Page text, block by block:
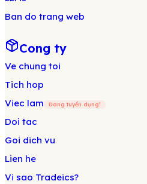
Ban do trang web
Cong ty
Ve chung toi
Tich hop
Viec lam
Đang tuyển dụng!
Doi tac
Goi dich vu
Lien he
Vi sao Tradeics?